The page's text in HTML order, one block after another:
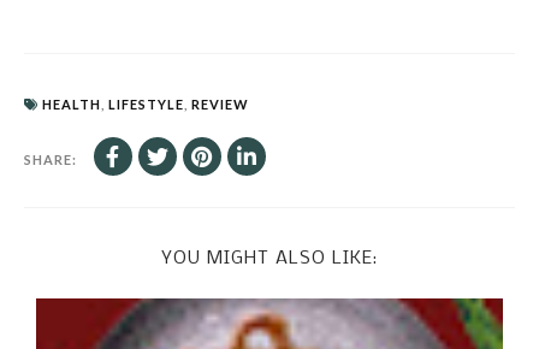
HEALTH LIFESTYLE REVIEW
SHARE:
YOU MIGHT ALSO LIKE: